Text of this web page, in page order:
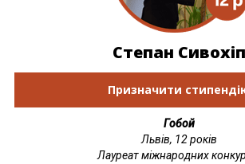
Степан Сивохіп
Призначити
Гобой
Львів, 12 років
Лауреат міжнародних